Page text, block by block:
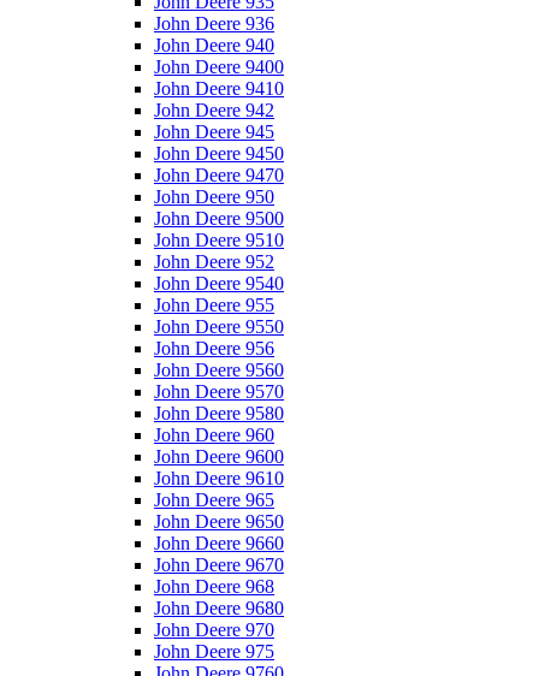
John Deere 936
John Deere 940
John Deere 9400
John Deere 9410
John Deere 942
John Deere 945
John Deere 9450
John Deere 9470
John Deere 950
John Deere 9500
John Deere 9510
John Deere 952
John Deere 9540
John Deere 955
John Deere 9550
John Deere 956
John Deere 9560
John Deere 9570
John Deere 9580
John Deere 960
John Deere 9600
John Deere 9610
John Deere 965
John Deere 9650
John Deere 9660
John Deere 9670
John Deere 968
John Deere 9680
John Deere 970
John Deere 975